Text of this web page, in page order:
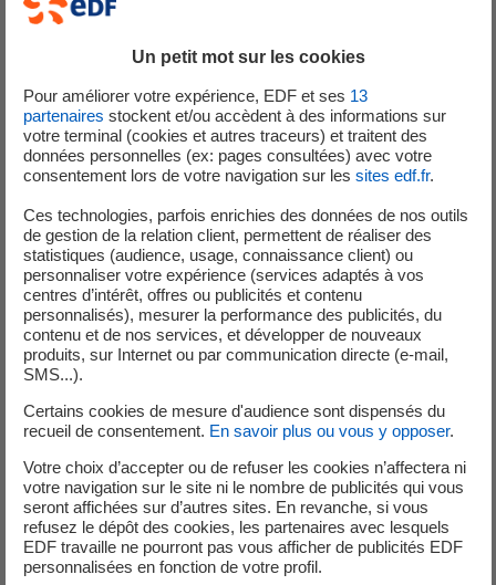
l’autoproduction, l’autoconsommation, le
mutations qui nécessitent de développer des leviers de
flexibilité au sein du système électrique. Ce dernier, en
pleine évolution, est au cœur de la transition énergétique
et de la lutte contre le réchauffement climatique.
Le livre « Les systèmes électriques de demain », fruit
d'un travail collectif de 23 chercheurs de la R&D d’EDF,
propose de vous faire découvrir l’envers du décor :
comment marche le système électrique et quels sont
les défis auxquels il va devoir faire face pour s’adapter
aux enjeux de demain, dans le contexte de la
transition énergétique et de la révolution numérique.
Une question sur les systèmes électriques de demain ?
Retrouvez ce livre sous ses deux formats.
Les systèmes électriques de demain : format papier
nouvel onglet
Un petit mot sur les cookies
Pour améliorer votre expérience, EDF et ses 13
partenaires stockent et/ou accèdent à des informations sur
votre terminal (cookies et autres traceurs) et traitent des
données personnelles (ex: pages consultées) avec votre
consentement lors de votre navigation sur les sites edf.fr.
Ces technologies, parfois enrichies des données de nos outils
de gestion de la relation client, permettent de réaliser des
statistiques (audience, usage, connaissance client) ou
personnaliser votre expérience (services adaptés à vos
centres d’intérêt, offres ou publicités et contenu
personnalisés), mesurer la performance des publicités, du
contenu et de nos services, et développer de nouveaux
produits, sur Internet ou par communication directe (e-mail,
SMS...).
Certains cookies de mesure d'audience sont dispensés du
recueil de consentement. En savoir plus ou vous y opposer.
Votre choix d’accepter ou de refuser les cookies n’affectera ni
votre navigation sur le site ni le nombre de publicités qui vous
seront affichées sur d’autres sites. En revanche, si vous
refusez le dépôt des cookies, les partenaires avec lesquels
EDF travaille ne pourront pas vous afficher de publicités EDF
personnalisées en fonction de votre profil.